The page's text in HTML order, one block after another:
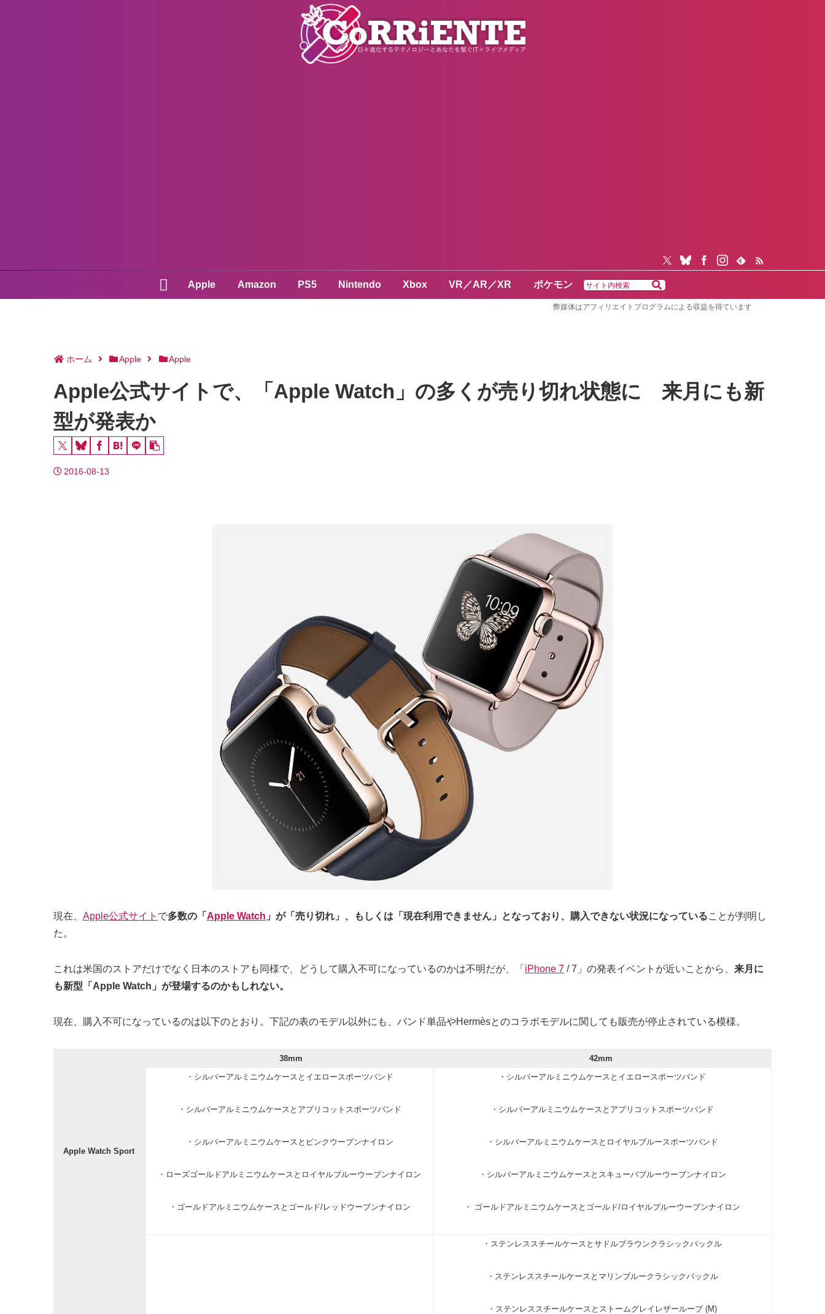
Apple Amazon PS5 Nintendo Xbox VR／AR／XR ポケモン
弊媒体はアフィリエイトプログラムによる収益を得ています
ホーム Apple Apple
Apple公式サイトで、「Apple Watch」の多くが売り切れ状態に 来月にも新
型が発表か
2016-08-13
現在、 Apple公式サイト で多数の「 Apple Watch 」が「売り切れ」、もしくは「現在利用できません」となっており、購入できない状況になっていることが判明し
た。
これは米国のストアだけでなく日本のストアも同様で、どうして購入不可になっているのかは不明だが、「 iPhone 7 / 7」の発表イベントが近いことから、 来月に
も新型「Apple Watch」が登場するのかもしれない。
現在、購入不可になっているのは以下のとおり。下記の表のモデル以外にも、バンド単品やHermèsとのコラボモデルに関しても販売が停止されている模様。
38mm 42mm
Apple Watch Sport
・シルバーアルミニウムケースとイエロースポーツバンド
・シルバーアルミニウムケースとアプリコットスポーツバンド
・シルバーアルミニウムケースとピンクウーブンナイロン
・ローズゴールドアルミニウムケースとロイヤルブルーウーブンナイロン
・ゴールドアルミニウムケースとゴールド/レッドウーブンナイロン
・シルバーアルミニウムケースとイエロースポーツバンド
・シルバーアルミニウムケースとアプリコットスポーツバンド
・シルバーアルミニウムケースとロイヤルブルースポーツバンド
・シルバーアルミニウムケースとスキューバブルーウーブンナイロン
・ ゴールドアルミニウムケースとゴールド/ロイヤルブルーウーブンナイロン
・ステンレススチールケースとサドルブラウンクラシックバックル
・ステンレススチールケースとマリンブルークラシックバックル
・ステンレススチールケースとストームグレイレザーループ (M)